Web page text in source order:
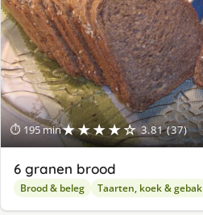
⏱ 195 min★★★★☆ 3.81 (37)
6 granen brood
Brood & beleg Taarten, koek & gebak